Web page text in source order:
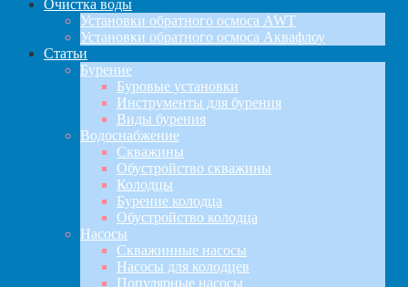
Очистка воды
Установки обратного осмоса AWT
Установки обратного осмоса Аквафлоу
Статьи
Бурение
Буровые установки
Инструменты для бурения
Виды бурения
Водоснабжение
Скважины
Обустройство скважины
Колодцы
Бурение колодца
Обустройство колодца
Насосы
Скважинные насосы
Насосы для колодцев
Популярные насосы